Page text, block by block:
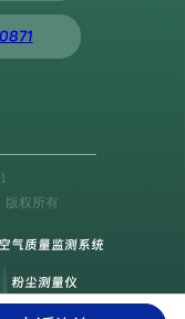
版权所有
气质量监测系统
粉尘测量仪